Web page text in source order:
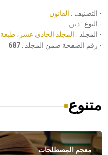
- التصنيف : القانون
- النوع : دين
- المجلد : المجلد الحادي عشر، طبعة 2005، دمشق
- رقم الصفحة ضمن المجلد : 687
متنوع
معجم المصطلحات